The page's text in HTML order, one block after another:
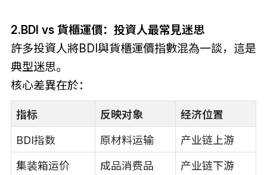
2.BDI vs 貨櫃運價：投資人最常見迷思
許多投資人將BDI與貨櫃運價指數混為一談，這是
典型迷思。
核心差異在於：
指标 反映对象 经济位置
BDI指数 原材料运输 产业链上游
集装箱运价 成品消费品 产业链下游